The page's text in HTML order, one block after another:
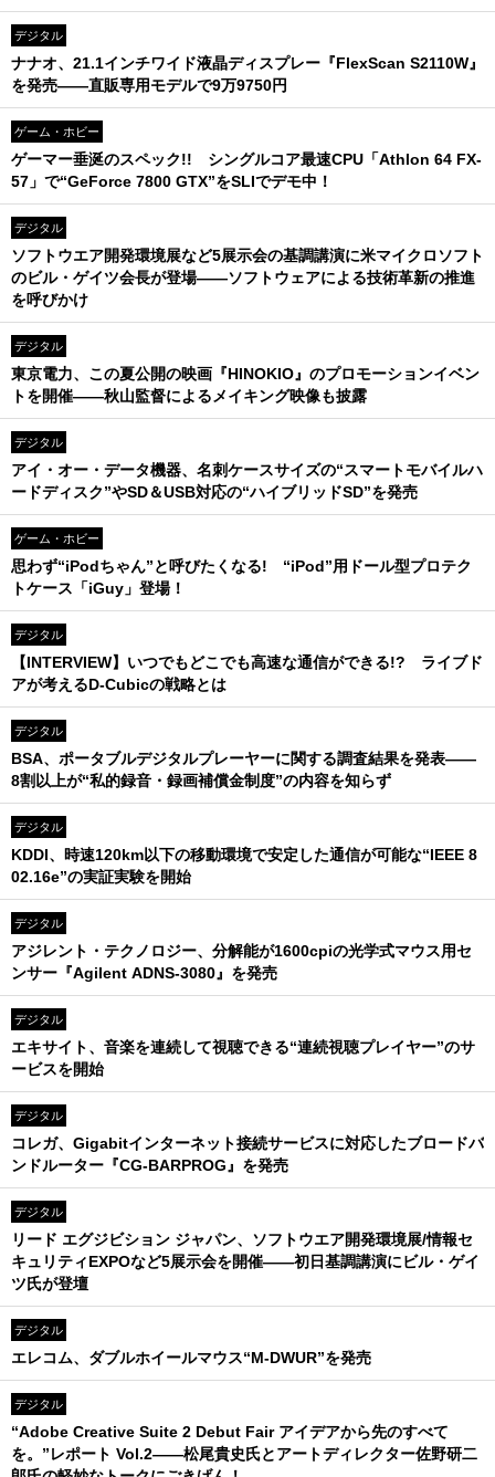
デジタル
ナナオ、21.1インチワイド液晶ディスプレー『FlexScan S2110W』
を発売――直販専用モデルで9万9750円
ゲーム・ホビー
ゲーマー垂涎のスペック!! シングルコア最速CPU「Athlon 64 FX-
57」で“GeForce 7800 GTX”をSLIでデモ中！
デジタル
ソフトウエア開発環境展など5展示会の基調講演に米マイクロソフト
のビル・ゲイツ会長が登場――ソフトウェアによる技術革新の推進
を呼びかけ
デジタル
東京電力、この夏公開の映画『HINOKIO』のプロモーションイベン
トを開催――秋山監督によるメイキング映像も披露
デジタル
アイ・オー・データ機器、名刺ケースサイズの“スマートモバイルハ
ードディスク”やSD＆USB対応の“ハイブリッドSD”を発売
ゲーム・ホビー
思わず“iPodちゃん”と呼びたくなる! “iPod”用ドール型プロテク
トケース「iGuy」登場！
デジタル
【INTERVIEW】いつでもどこでも高速な通信ができる!? ライブド
アが考えるD-Cubicの戦略とは
デジタル
BSA、ポータブルデジタルプレーヤーに関する調査結果を発表――
8割以上が“私的録音・録画補償金制度”の内容を知らず
デジタル
KDDI、時速120km以下の移動環境で安定した通信が可能な“IEEE 8
02.16e”の実証実験を開始
デジタル
アジレント・テクノロジー、分解能が1600cpiの光学式マウス用セ
ンサー『Agilent ADNS-3080』を発売
デジタル
エキサイト、音楽を連続して視聴できる“連続視聴プレイヤー”のサ
ービスを開始
デジタル
コレガ、Gigabitインターネット接続サービスに対応したブロードバ
ンドルーター『CG-BARPROG』を発売
デジタル
リード エグジビション ジャパン、ソフトウエア開発環境展/情報セ
キュリティEXPOなど5展示会を開催――初日基調講演にビル・ゲイ
ツ氏が登壇
デジタル
エレコム、ダブルホイールマウス“M-DWUR”を発売
デジタル
“Adobe Creative Suite 2 Debut Fair アイデアから先のすべて
を。”レポート Vol.2――松尾貴史氏とアートディレクター佐野研二